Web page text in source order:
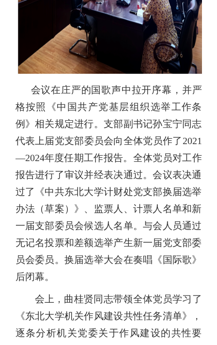
会议在庄严的国歌声中拉开序幕，并严
格按照《中国共产党基层组织选举工作条
例》相关规定进行。支部副书记孙宝宁同志
代表上届党支部委员会向全体党员作了 2021
—2024年度任期工作报告。全体党员对工作
报告进行了审议并经表决通过。会议表决通
过了《中共东北大学计财处党支部换届选举
办法（草案）》、监票人、计票人名单和新
一届支部委员会候选人名单。与会人员通过
无记名投票和差额选举产生新一届党支部委
员会委员。换届选举大会在奏唱《国际歌》
后闭幕。
会上，曲桂贤同志带领全体党员学习了
《东北大学机关作风建设共性任务清单》，
逐条分析机关党委关于作风建设的共性要